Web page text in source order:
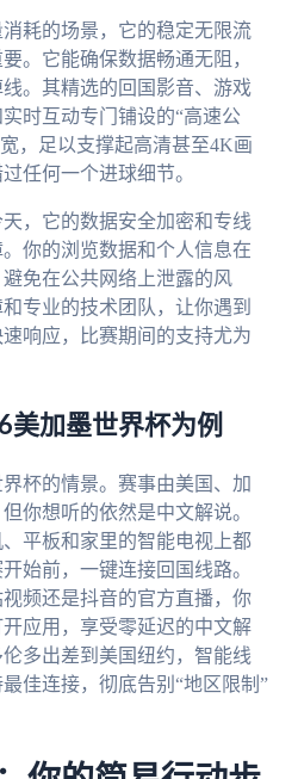
耗的场景，它的稳定无限流
。它能确保数据畅通无阻，
。其精选的回国影音、游戏
时互动专门铺设的“高速公
，足以支撑起高清甚至4K画
任何一个进球细节。
，它的数据安全加密和专线
你的浏览数据和个人信息在
免在公共网络上泄露的风
专业的技术团队，让你遇到
响应，比赛期间的支持尤为
美加墨世界杯为例
杯的情景。赛事由美国、加
你想听的依然是中文解说。
平板和家里的智能电视上都
始前，一键连接回国线路。
频还是抖音的官方直播，你
应用，享受零延迟的中文解
多出差到美国纽约，智能线
佳连接，彻底告别“地区限制”